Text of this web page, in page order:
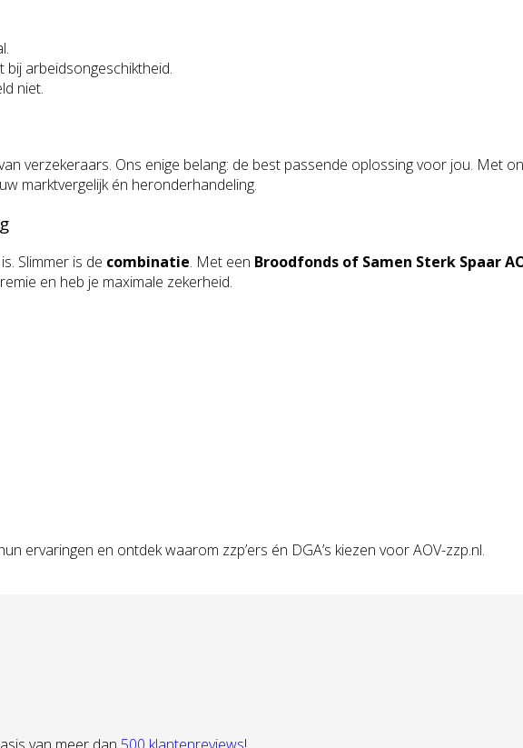
bij arbeidsongeschiktheid.
niet.
verzekeraars. Ons enige belang: de best passende oplossing voor jou. Met
marktvergelijk én heronderhandeling.
Slimmer is de combinatie. Met een Broodfonds of Samen Sterk Spaar
en heb je maximale zekerheid.
ervaringen en ontdek waarom zzp’ers én DGA’s kiezen voor AOV-zzp.nl.